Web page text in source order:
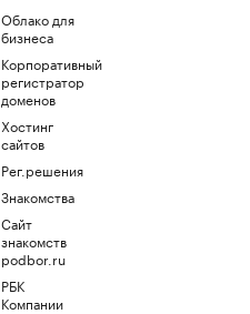
Облако для
бизнеса
Корпоративный
регистратор
доменов
Хостинг
сайтов
Рег.решения
Знакомства
Сайт
знакомств
podbor.ru
РБК
Компании